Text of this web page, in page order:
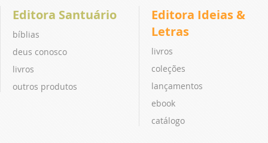
Editora Santuário
bíblias
deus conosco
livros
outros produtos
Editora Ideias &
Letras
livros
coleções
lançamentos
ebook
catálogo